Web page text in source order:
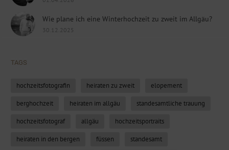
Wie plane ich eine Winterhochzeit zu zweit im Allgäu?
30.12.2025
TAGS
hochzeitsfotografin heiraten zu zweit elopement
berghochzeit heiraten im allgäu standesamtliche trauung
hochzeitsfotograf allgäu hochzeitsportraits
heiraten in den bergen füssen standesamt